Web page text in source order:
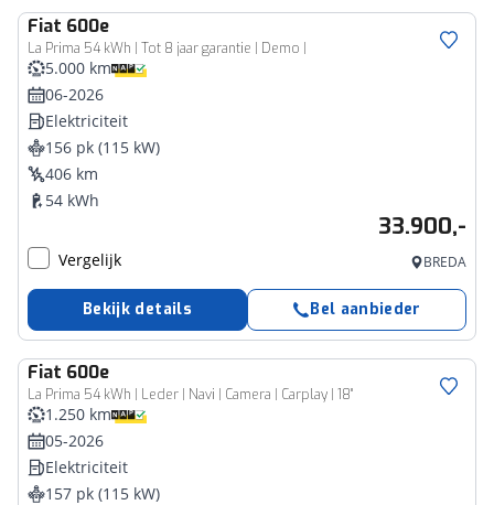
Fiat 600e
La Prima 54 kWh | Tot 8 jaar garantie | Demo |
5.000 km
06-2026
Elektriciteit
156 pk (115 kW)
406 km
54 kWh
33.900,-
Vergelijk BREDA
Bekijk details Bel aanbieder
Fiat 600e
La Prima 54 kWh | Leder | Navi | Camera | Carplay | 18"
1.250 km
05-2026
Elektriciteit
157 pk (115 kW)